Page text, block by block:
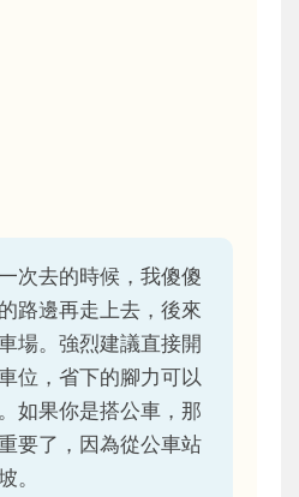
次去的時候，我傻傻
路邊再走上去，後來
場。強烈建議直接開
位，省下的腳力可以
如果你是搭公車，那
要了，因為從公車站
。